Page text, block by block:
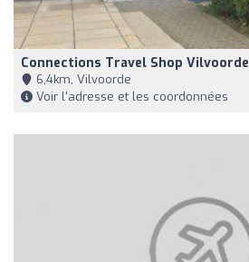
Connections Travel Shop Vilvoorde
6,4km, Vilvoorde
Voir l'adresse et les coordonnées